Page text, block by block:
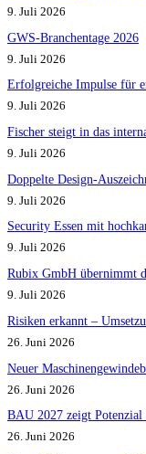
9. Juli 2026
GWS-Branchentage 2026
9. Juli 2026
Erfolgreiche Impulse für
9. Juli 2026
Fischer steigt in das
9. Juli 2026
Doppelte Design-
9. Juli 2026
Security Essen mit
9. Juli 2026
Rubix GmbH übernimmt
9. Juli 2026
Risiken erkannt –
26. Juni 2026
Neuer
26. Juni 2026
BAU 2027 zeigt
26. Juni 2026